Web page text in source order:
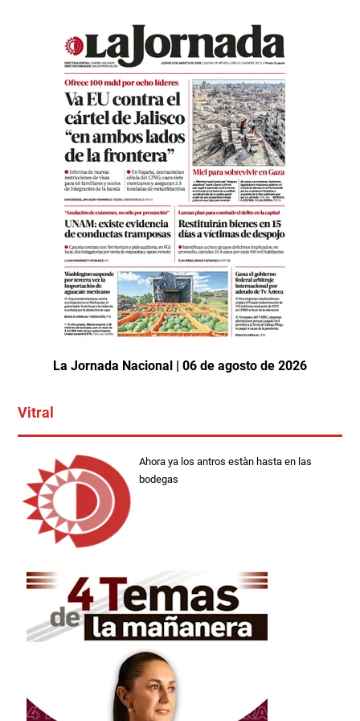
La Jornada Nacional | 06 de agosto de 2026
Vitral
Ahora ya los antros estàn hasta en las
bodegas